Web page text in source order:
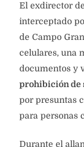
El exdirector
interceptado
de Campo
celulares, una
documentos y
prohibición de
por presuntas
para personas
Durante el